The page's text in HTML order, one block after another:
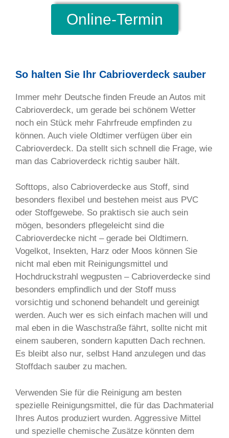
Online-Termin
So halten Sie Ihr Cabrioverdeck sauber
Immer mehr Deutsche finden Freude an Autos mit
Cabrioverdeck, um gerade bei schönem Wetter
noch ein Stück mehr Fahrfreude empfinden zu
können. Auch viele Oldtimer verfügen über ein
Cabrioverdeck. Da stellt sich schnell die Frage, wie
man das Cabrioverdeck richtig sauber hält.
Softtops, also Cabrioverdecke aus Stoff, sind
besonders flexibel und bestehen meist aus PVC
oder Stoffgewebe. So praktisch sie auch sein
mögen, besonders pflegeleicht sind die
Cabrioverdecke nicht – gerade bei Oldtimern.
Vogelkot, Insekten, Harz oder Moos können Sie
nicht mal eben mit Reinigungsmittel und
Hochdruckstrahl wegpusten – Cabrioverdecke sind
besonders empfindlich und der Stoff muss
vorsichtig und schonend behandelt und gereinigt
werden. Auch wer es sich einfach machen will und
mal eben in die Waschstraße fährt, sollte nicht mit
einem sauberen, sondern kaputten Dach rechnen.
Es bleibt also nur, selbst Hand anzulegen und das
Stoffdach sauber zu machen.
Verwenden Sie für die Reinigung am besten
spezielle Reinigungsmittel, die für das Dachmaterial
Ihres Autos produziert wurden. Aggressive Mittel
und spezielle chemische Zusätze könnten dem